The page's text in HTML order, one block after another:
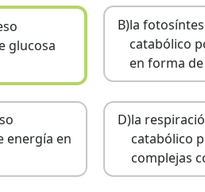
glucosa
B)la
catabólico
en forma de
energía en
D)la
catabólico
complejas